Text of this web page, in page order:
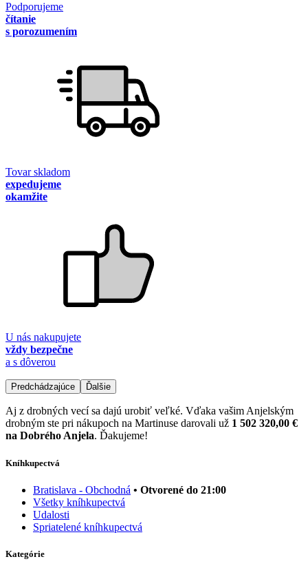
Podporujeme
čítanie
s porozumením
Tovar skladom
expedujeme
okamžite
U nás nakupujete
vždy bezpečne
a s dôverou
Predchádzajúce Ďalšie
Aj z drobných vecí sa dajú urobiť veľké. Vďaka vašim Anjelským
drobným ste pri nákupoch na Martinuse darovali už 1 502 320,00 €
na Dobrého Anjela. Ďakujeme!
Kníhkupectvá
Bratislava - Obchodná • Otvorené do 21:00
Všetky kníhkupectvá
Udalosti
Spriatelené kníhkupectvá
Kategórie